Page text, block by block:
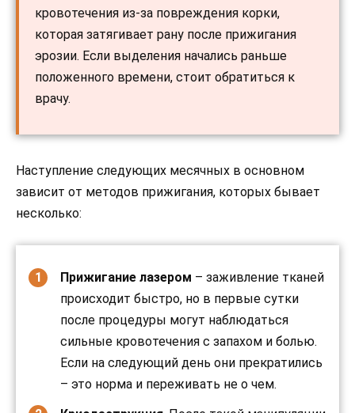
кровотечения из-за повреждения корки,
которая затягивает рану после прижигания
эрозии. Если выделения начались раньше
положенного времени, стоит обратиться к
врачу.
Наступление следующих месячных в основном
зависит от методов прижигания, которых бывает
несколько:
Прижигание лазером – заживление тканей
происходит быстро, но в первые сутки
после процедуры могут наблюдаться
сильные кровотечения с запахом и болью.
Если на следующий день они прекратились
– это норма и переживать не о чем.